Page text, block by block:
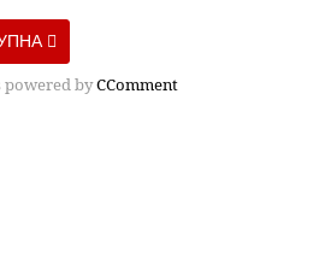
КАК ВЕДЕТ СЕБЯ МУЖЧИНА,
СТАТТЯ: ПОВТОРЯЮЩИЕСЯ
powered byCComment